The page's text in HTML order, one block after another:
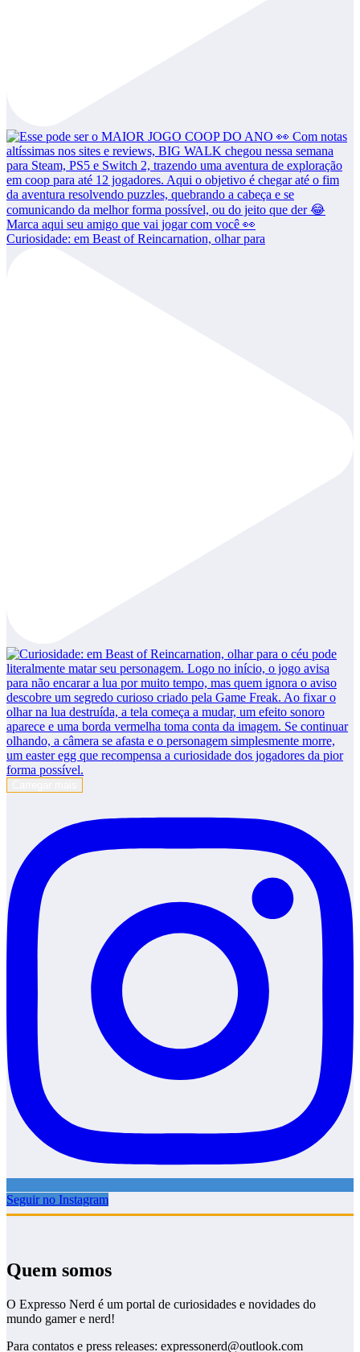
Curiosidade: em Beast of Reincarnation, olhar para
Seguir no Instagram
Quem somos
O Expresso Nerd é um portal de curiosidades e novidades do
mundo gamer e nerd!
Para contatos e press releases: expressonerd@outlook.com